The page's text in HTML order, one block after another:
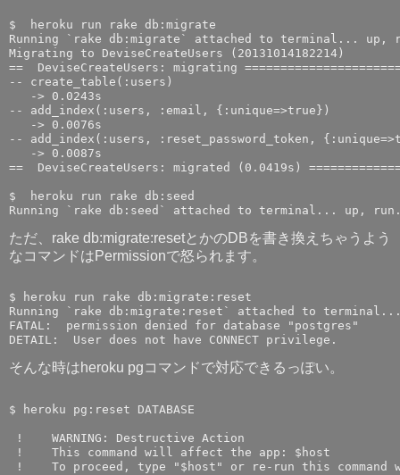
$  heroku run rake db:migrate
Running `rake db:migrate` attached to terminal... up,
Migrating to DeviseCreateUsers (20131014182214)
==  DeviseCreateUsers: migrating
-- create_table(:users)
   -> 0.0243s
-- add_index(:users, :email, {:unique=>true})
   -> 0.0076s
-- add_index(:users, :reset_password_token,
   -> 0.0087s
==  DeviseCreateUsers: migrated (0.0419s)
$  heroku run rake db:seed
ただ、rake db:migrate:resetとかのDBを書き換えちゃうよう
なコマンドはPermissionで怒られます。
$ heroku run rake db:migrate:reset
Running `rake db:migrate:reset` attached to
FATAL:  permission denied for database "postgres"
そんな時はheroku pgコマンドで対応できるっぽい。
$ heroku pg:reset DATABASE
!    WARNING: Destructive Action
!    This command will affect the app: $host
!    To proceed, type "$host" or re-run this command